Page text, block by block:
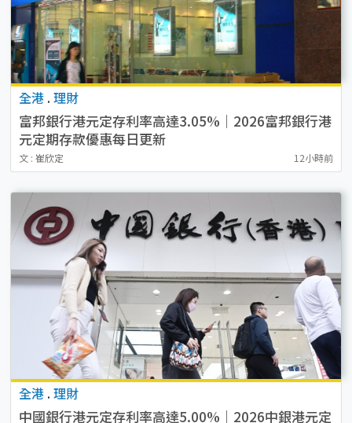
全港 . 理財
富邦銀行港元定存利率高達3.05%｜2026富邦銀行港
元定期存款優惠每日更新
文 : 崔欣定 12小時前
全港 . 理財
中國銀行港元定存利率高達5.00%｜2026中銀港元定